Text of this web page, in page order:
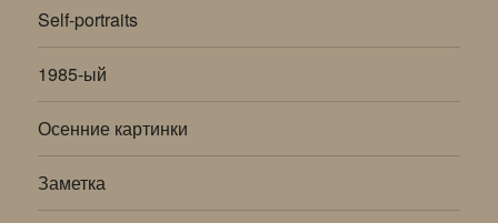
Self-portraits
1985-ый
Осенние картинки
Заметка